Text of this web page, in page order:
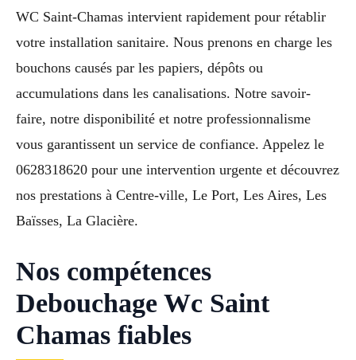
WC Saint-Chamas intervient rapidement pour rétablir
votre installation sanitaire. Nous prenons en charge les
bouchons causés par les papiers, dépôts ou
accumulations dans les canalisations. Notre savoir-
faire, notre disponibilité et notre professionnalisme
vous garantissent un service de confiance. Appelez le
0628318620 pour une intervention urgente et découvrez
nos prestations à Centre-ville, Le Port, Les Aires, Les
Baïsses, La Glacière.
Nos compétences
Debouchage Wc Saint
Chamas fiables